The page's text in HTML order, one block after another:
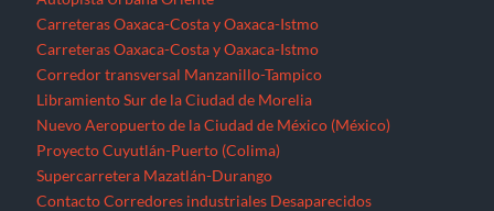
Carreteras Oaxaca-Costa y Oaxaca-Istmo
Carreteras Oaxaca-Costa y Oaxaca-Istmo
Corredor transversal Manzanillo-Tampico
Libramiento Sur de la Ciudad de Morelia
Nuevo Aeropuerto de la Ciudad de México (México)
Proyecto Cuyutlán-Puerto (Colima)
Supercarretera Mazatlán-Durango
Contacto Corredores industriales Desaparecidos